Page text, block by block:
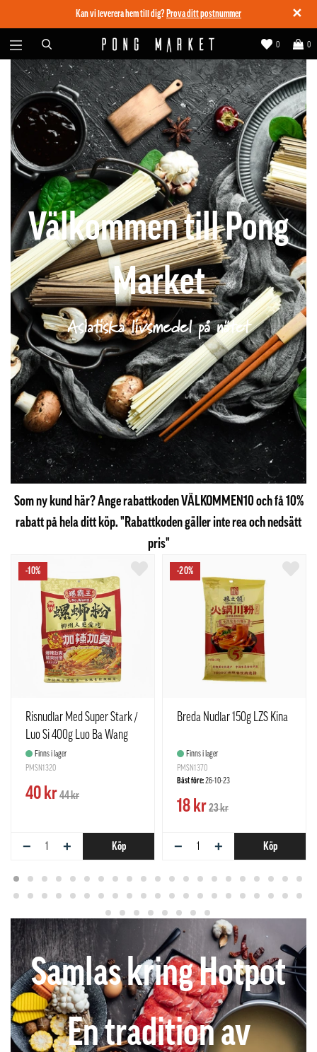
✕
Kan vi leverera hem till dig? Prova ditt postnummer
0
0
Välkommen till Pong
Market
Asiatiska livsmedel på nätet
Som ny kund här? Ange rabattkoden VÄLKOMMEN10 och få 10%
rabatt på hela ditt köp. "Rabattkoden gäller inte rea och nedsätt
pris"
-10%
Risnudlar Med Super Stark /
Luo Si 400g Luo Ba Wang
KinaFinns i lager
PMSN1320
40 kr44 kr
− + Köp
-20%
Breda Nudlar 150g LZS Kina
Finns i lager
PMSN1370
Bäst före:26-10-23
18 kr23 kr
− + Köp
Samlas kring Hotpot
En tradition av